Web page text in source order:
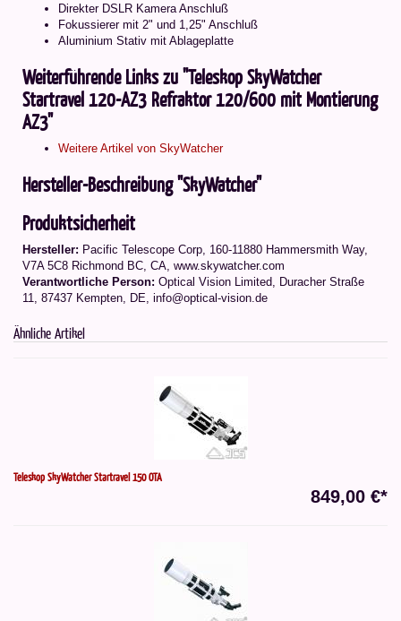
Direkter DSLR Kamera Anschluß
Fokussierer mit 2" und 1,25" Anschluß
Aluminium Stativ mit Ablageplatte
Weiterführende Links zu "Teleskop SkyWatcher
Startravel 120-AZ3 Refraktor 120/600 mit Montierung
AZ3"
Weitere Artikel von SkyWatcher
Hersteller-Beschreibung "SkyWatcher"
Produktsicherheit
Hersteller: Pacific Telescope Corp, 160-11880 Hammersmith Way,
V7A 5C8 Richmond BC, CA, www.skywatcher.com
Verantwortliche Person: Optical Vision Limited, Duracher Straße
11, 87437 Kempten, DE, info@optical-vision.de
Ähnliche Artikel
Teleskop SkyWatcher Startravel 150 OTA
849,00 €*